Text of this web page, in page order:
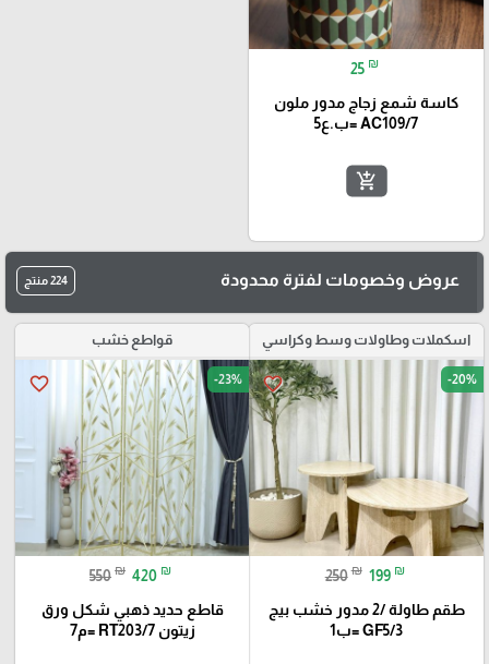
25 ₪
كاسة شمع زجاج مدور ملون
AC109/7 =ب.ع5
add_shopping_cart
عروض وخصومات لفترة محدودة 224 منتج
اسكملات وطاولات وسط وكراسي
favorite_border -20%
250 ₪ 199 ₪
طقم طاولة /2 مدور خشب بيج
GF5/3 =ب1
قواطع خشب
favorite_border -23%
550 ₪ 420 ₪
قاطع حديد ذهبي شكل ورق
زيتون RT203/7 =م7